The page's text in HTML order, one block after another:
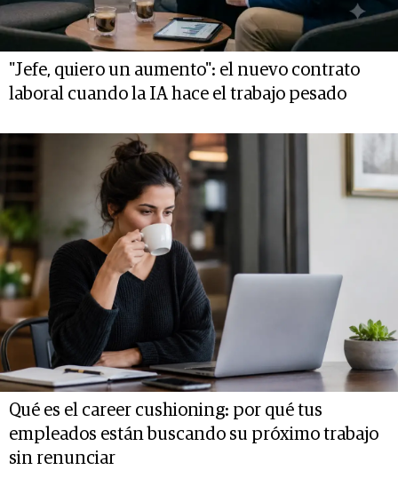
"Jefe, quiero un aumento": el nuevo contrato
laboral cuando la IA hace el trabajo pesado
Qué es el career cushioning: por qué tus
empleados están buscando su próximo trabajo
sin renunciar